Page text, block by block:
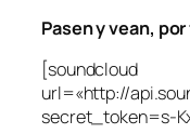
Pasen y vean,
[sound­cloud
url=«http://